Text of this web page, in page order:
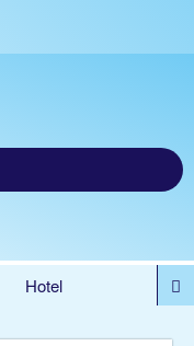
Hotel